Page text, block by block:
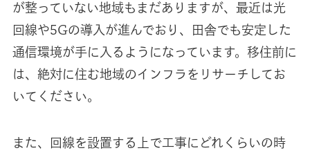
が整っていない地域もまだありますが、最近は光
回線や5Gの導入が進んでおり、田舎でも安定した
通信環境が手に入るようになっています。移住前に
は、絶対に住む地域のインフラをリサーチしてお
いてください。
また、回線を設置する上で工事にどれくらいの時